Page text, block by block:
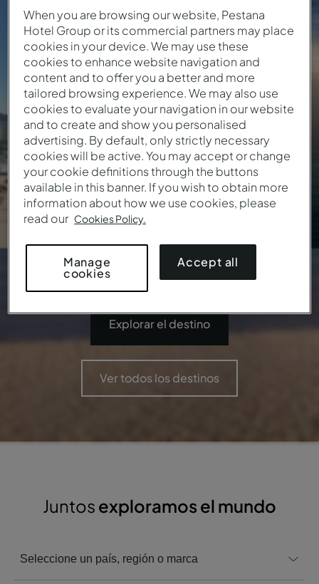
Algarve
Desde115€/ Noche
9 Ubicaciones • 17 Hoteles
Explorar el destino
Ver todos los destinos
Juntos exploramos el mundo
Seleccione un país, región o marca
When you are browsing our website, Pestana
Hotel Group or its commercial partners may place
cookies in your device. We may use these
cookies to enhance website navigation and
content and to offer you a better and more
tailored browsing experience. We may also use
cookies to evaluate your navigation in our website
and to create and show you personalised
advertising. By default, only strictly necessary
cookies will be active. You may accept or change
your cookie definitions through the buttons
available in this banner. If you wish to obtain more
information about how we use cookies, please
read our Cookies Policy.
Manage
cookies
Accept all